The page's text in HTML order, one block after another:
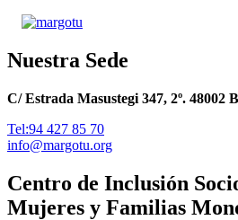
Nuestra Sede
C/ Estrada Masustegi 347, 2º. 48002
Tel:94 427 85 70
info@margotu.org
Centro de Inclusión
Mujeres y Familias